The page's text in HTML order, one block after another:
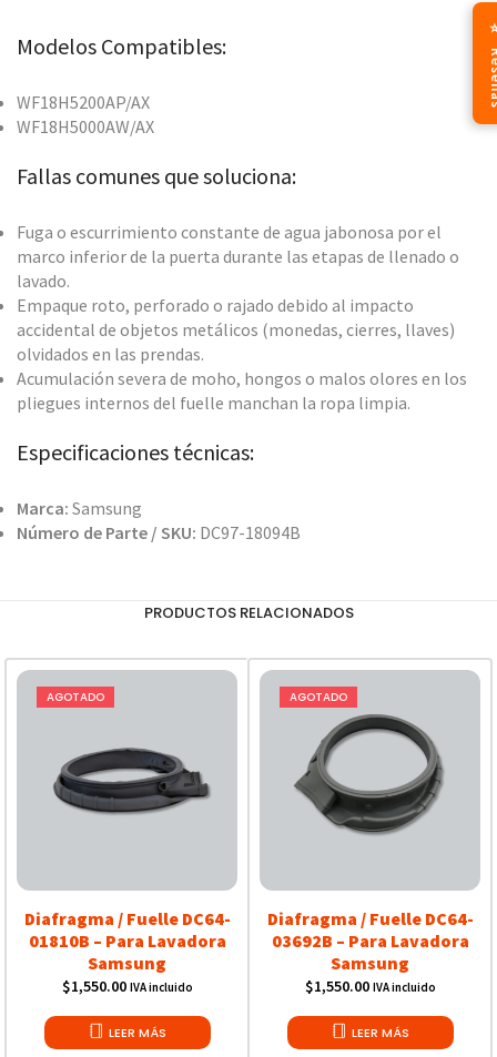
Modelos Compatibles:
WF18H5200AP/AX
WF18H5000AW/AX
Fallas comunes que soluciona:
Fuga o escurrimiento constante de agua jabonosa por el
marco inferior de la puerta durante las etapas de llenado o
lavado.
Empaque roto, perforado o rajado debido al impacto
accidental de objetos metálicos (monedas, cierres, llaves)
olvidados en las prendas.
Acumulación severa de moho, hongos o malos olores en los
pliegues internos del fuelle manchan la ropa limpia.
Especificaciones técnicas:
Marca: Samsung
Número de Parte / SKU: DC97-18094B
PRODUCTOS RELACIONADOS
AGOTADO
Diafragma / Fuelle DC64-
01810B – Para Lavadora
Samsung
$1,550.00 IVA incluido
LEER MÁS
AGOTADO
Diafragma / Fuelle DC64-
03692B – Para Lavadora
Samsung
$1,550.00 IVA incluido
LEER MÁS
⭐